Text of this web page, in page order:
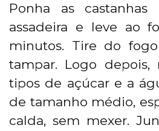
Ponha as
assadeira e leve ao
minutos. Tire do
tampar. Logo depois,
tipos de açúcar e a
de tamanho médio,
calda, sem mexer.